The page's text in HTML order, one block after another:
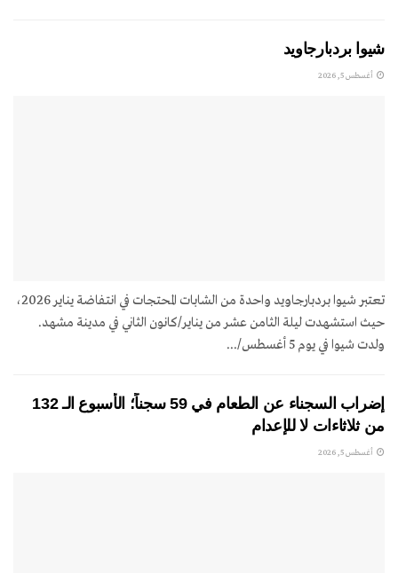
شيوا بردبارجاويد
أغسطس 5, 2026
تعتبر شيوا بردبارجاويد واحدة من الشابات المحتجات في انتفاضة يناير 2026،
حيث استشهدت ليلة الثامن عشر من يناير/كانون الثاني في مدينة مشهد.
ولدت شيوا في يوم 5 أغسطس/...
إضراب السجناء عن الطعام في 59 سجناً؛ الأسبوع الـ 132
من ثلاثاءات لا للإعدام
أغسطس 5, 2026